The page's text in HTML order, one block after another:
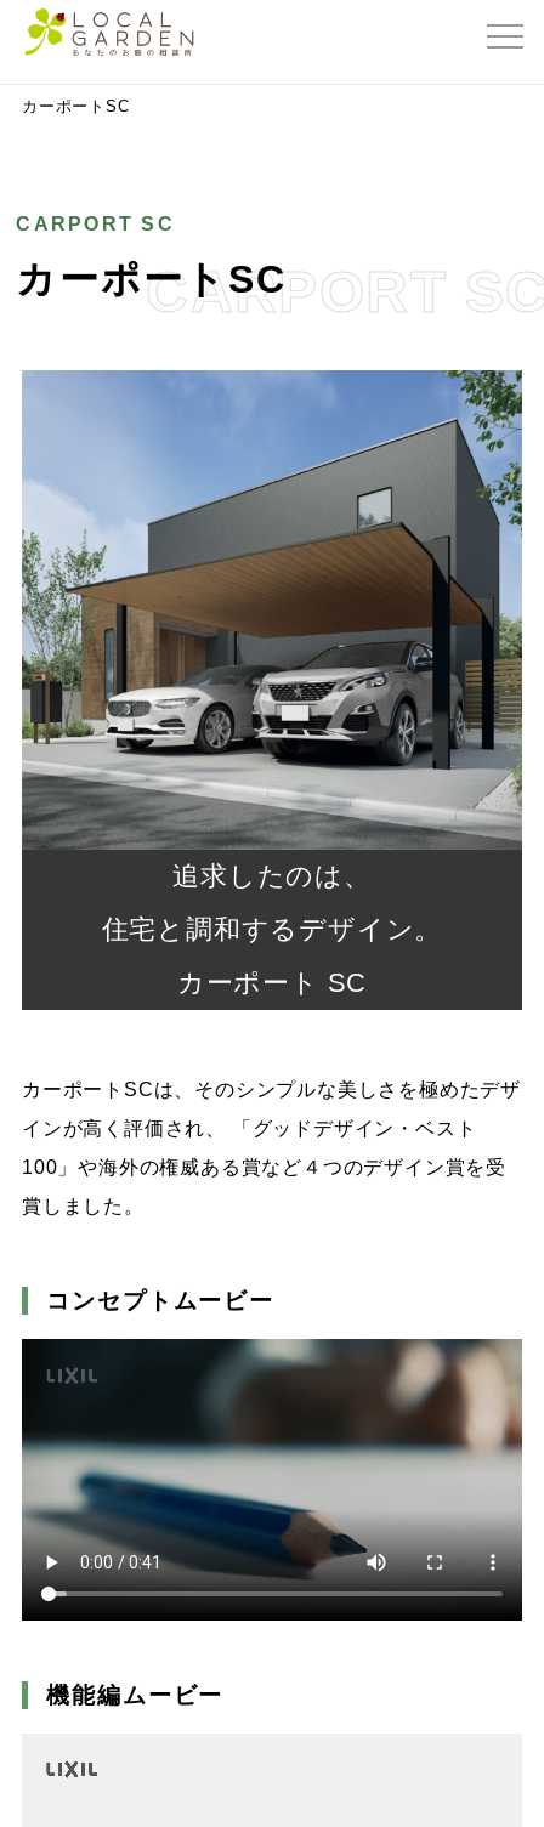
群馬県前橋市の外構・エクステリア専門店ローカルガーデン
カーポートSC
CARPORT SC
カーポートSC
CARPORT
追求したのは、
住宅と調和するデザイン。
カーポート SC
カーポートSCは、そのシンプルな美しさを極めたデザ
インが高く評価され、
「グッドデザイン・ベスト
100」や海外の権威ある賞など４つのデザイン賞を受
賞しました。
コンセプトムービー
機能編ムービー